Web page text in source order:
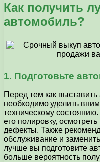
Как получить
автомобиль?
1. Подготовьте
Перед тем как
необходимо уделить
техническому
его полировку,
дефекты. Также
обслуживание и
лучше вы подготовите
больше вероятность